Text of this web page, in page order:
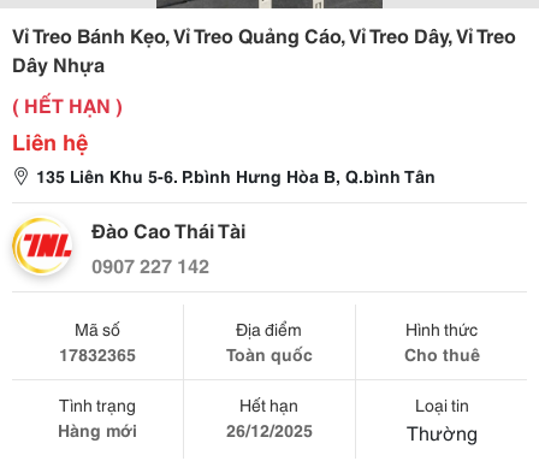
Vỉ Treo Bánh Kẹo, Vỉ Treo Quảng Cáo, Vỉ Treo Dây, Vỉ Treo
Dây Nhựa
( HẾT HẠN )
Liên hệ
135 Liên Khu 5-6. P.bình Hưng Hòa B, Q.bình Tân
Đào Cao Thái Tài
0907 227 142
Mã số
17832365
Địa điểm
Toàn quốc
Hình thức
Cho thuê
Tình trạng
Hàng mới
Hết hạn
26/12/2025
Loại tin
Thường